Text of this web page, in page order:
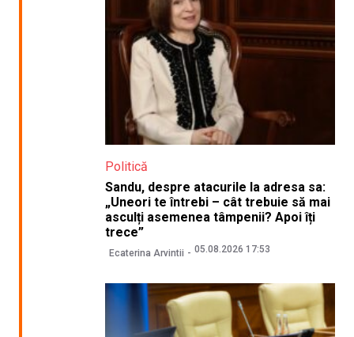
Politică
Sandu, despre atacurile la adresa sa:
„Uneori te întrebi – cât trebuie să mai
asculți asemenea tâmpenii? Apoi îți
trece”
Ecaterina Arvintii 05.08.2026 17:53